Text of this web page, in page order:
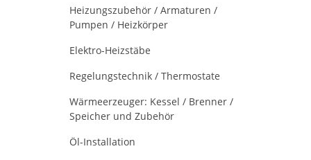
Heizungszubehör / Armaturen /
Pumpen / Heizkörper
Elektro-Heizstäbe
Regelungstechnik / Thermostate
Wärmeerzeuger: Kessel / Brenner /
Speicher und Zubehör
Öl-Installation